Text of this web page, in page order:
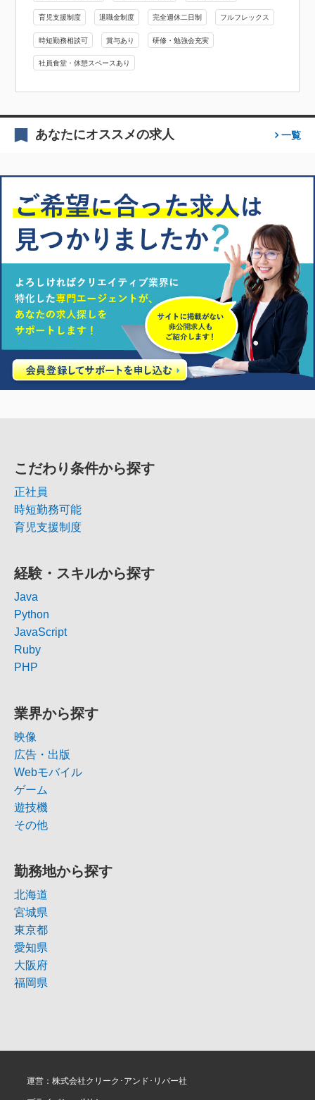
育児支援制度 退職金制度 完全週休二日制 フルフレックス
時短勤務相談可 賞与あり 研修・勉強会充実
社員食堂・休憩スペースあり
あなたにオススメの求人 一覧
こだわり条件から探す
正社員
時短勤務可能
育児支援制度
経験・スキルから探す
Java
Python
JavaScript
Ruby
PHP
業界から探す
映像
広告・出版
Webモバイル
ゲーム
遊技機
その他
勤務地から探す
北海道
宮城県
東京都
愛知県
大阪府
福岡県
運営：株式会社クリーク･アンド･リバー社